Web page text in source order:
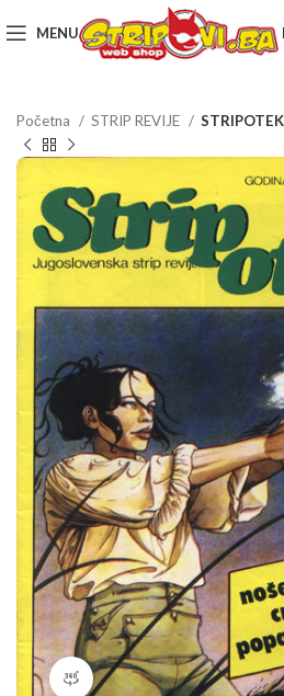
MENU
Početna STRIP REVIJE
360 product view